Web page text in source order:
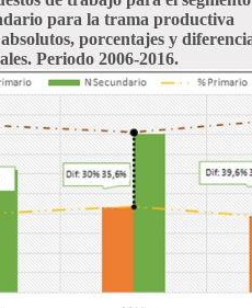
para la trama productiva
porcentajes y
Periodo 2006-2016.